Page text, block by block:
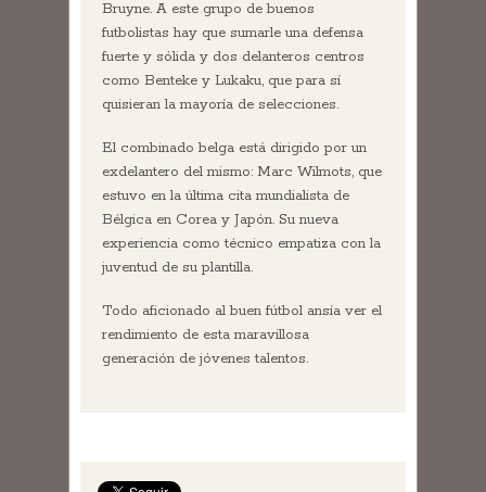
Bruyne. A este grupo de buenos
futbolistas hay que sumarle una defensa
fuerte y sólida y dos delanteros centros
como Benteke y Lukaku, que para sí
quisieran la mayoría de selecciones.
El combinado belga está dirigido por un
exdelantero del mismo: Marc Wilmots, que
estuvo en la última cita mundialista de
Bélgica en Corea y Japón. Su nueva
experiencia como técnico empatiza con la
juventud de su plantilla.
Todo aficionado al buen fútbol ansía ver el
rendimiento de esta maravillosa
generación de jóvenes talentos.